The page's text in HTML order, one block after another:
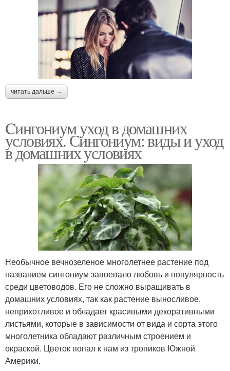
читать дальше →
Cингониум уход в домашних
условиях. Сингониум: виды и уход
в домашних условиях
Необычное вечнозеленое многолетнее растение под
названием сингониум завоевало любовь и популярность
среди цветоводов. Его не сложно выращивать в
домашних условиях, так как растение выносливое,
неприхотливое и обладает красивыми декоративными
листьями, которые в зависимости от вида и сорта этого
многолетника обладают различным строением и
окраской. Цветок попал к нам из тропиков Южной
Америки.